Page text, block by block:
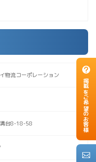
掲載をご希望のお客様
物流コーポレーション
台8-18-58